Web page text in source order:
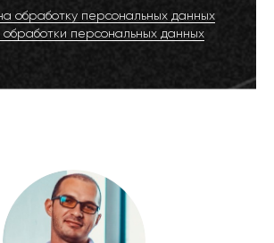
обработку персональных данных
обработки персональных данных